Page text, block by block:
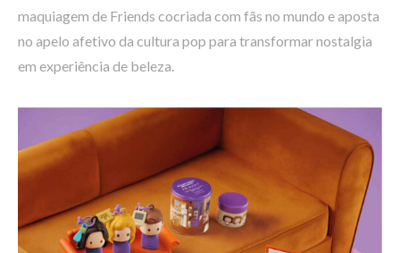
maquiagem de Friends cocriada com fãs no mundo e aposta
no apelo afetivo da cultura pop para transformar nostalgia
em experiência de beleza.